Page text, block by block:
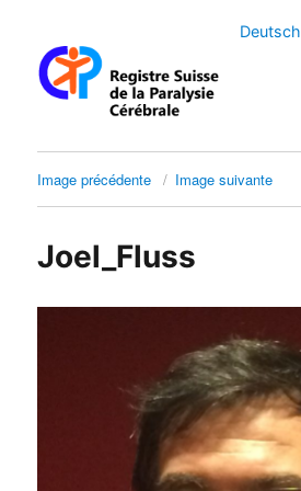
Deutsch
Swiss-CP-Reg
Image précédente Image suivante
Joel_Fluss